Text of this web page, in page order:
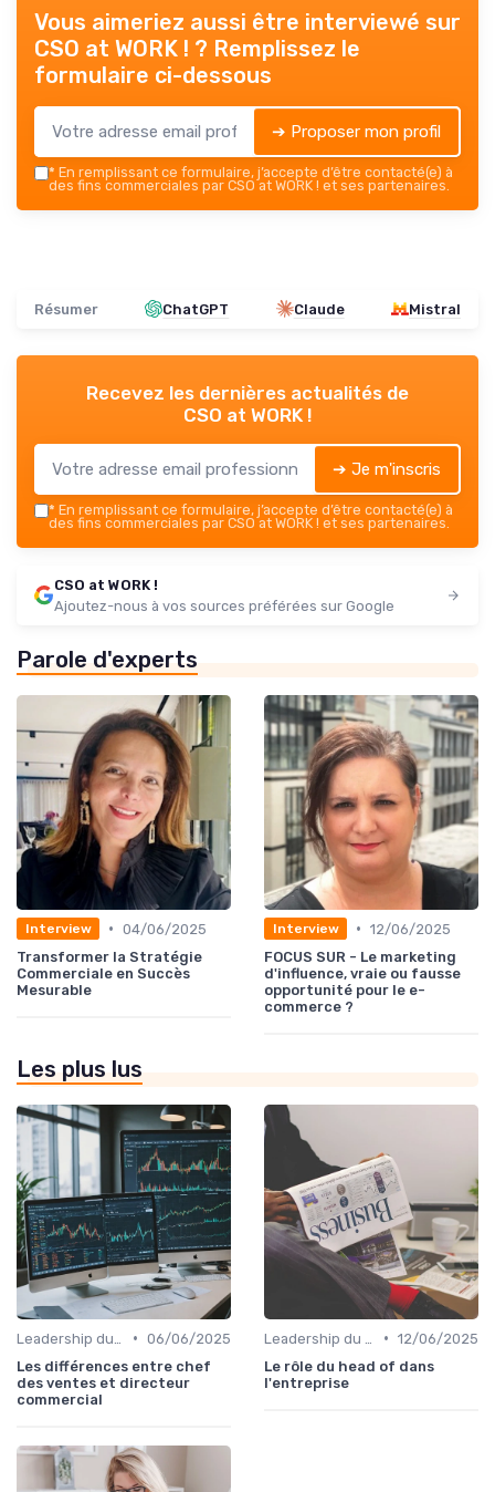
Vous aimeriez aussi être interviewé sur
CSO at WORK ! ? Remplissez le
formulaire ci-dessous
➔ Proposer mon profil
* En remplissant ce formulaire, j’accepte d’être contacté(e) à
des fins commerciales par CSO at WORK ! et ses partenaires.
Résumer ChatGPT Claude Mistral
Recevez les dernières actualités de
CSO at WORK !
➔ Je m'inscris
* En remplissant ce formulaire, j’accepte d’être contacté(e) à
des fins commerciales par CSO at WORK ! et ses partenaires.
CSO at WORK !
Ajoutez-nous à vos sources préférées sur Google
Parole d'experts
Interview • 04/06/2025
Transformer la Stratégie
Commerciale en Succès
Mesurable
Interview • 12/06/2025
FOCUS SUR - Le marketing
d'influence, vraie ou fausse
opportunité pour le e-
commerce ?
Les plus lus
• 06/06/2025
Les différences entre chef
des ventes et directeur
commercial​
• 12/06/2025
Le rôle du head of dans
l'entreprise